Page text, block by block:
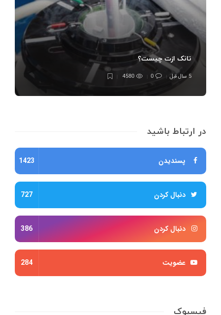
تانک ازت چیست؟
5 سال قبل 0
4580
در ارتباط باشید
پسندیدن 1423
دنبال کردن 727
دنبال کردن 386
عضویت 284
فیسبوک